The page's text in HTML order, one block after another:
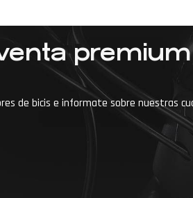
de bicis e informate sobre nuestras
bici de montaña